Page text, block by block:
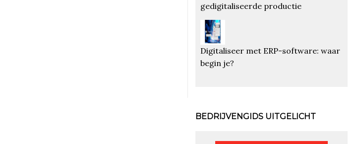
gedigitaliseerde productie
Digitaliseer met ERP-software: waar
begin je?
BEDRIJVENGIDS UITGELICHT